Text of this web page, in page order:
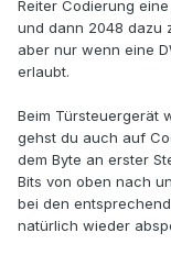
Reiter Codierung
und dann 2048 dazu
aber nur wenn eine
erlaubt.
Beim Türsteuergerät
gehst du auch auf
dem Byte an erster
Bits von oben nach
bei den
natürlich wieder